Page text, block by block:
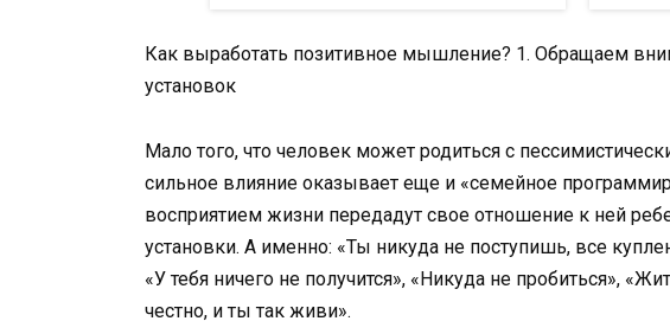
Как выработать позитивное мышление? 1. Обращаем
установок
Мало того, что человек может родиться с
сильное влияние оказывает еще и «семейное
восприятием жизни передадут свое отношение к ней
установки. А именно: «Ты никуда не поступишь, все
«У тебя ничего не получится», «Никуда не пробиться»,
честно, и ты так живи».